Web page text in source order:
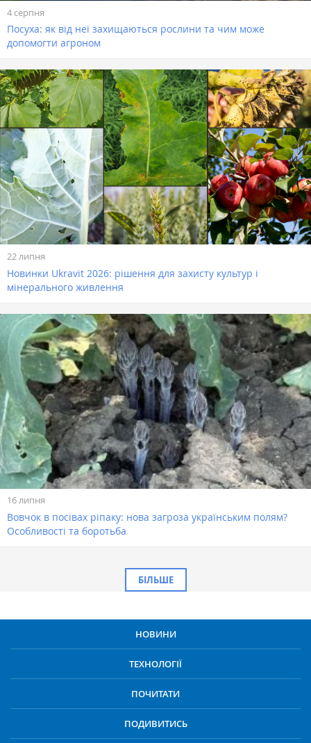
4 серпня
Посуха: як від неї захищаються рослини та чим може
допомогти агроном
22 липня
Новинки Ukravit 2026: рішення для захисту культур і
мінерального живлення
16 липня
Вовчок в посівах ріпаку: нова загроза українським полям?
Особливості та боротьба
БІЛЬШЕ
НОВИНИ
ТЕХНОЛОГІЇ
ПОЧИТАТИ
ПОДИВИТИСЬ